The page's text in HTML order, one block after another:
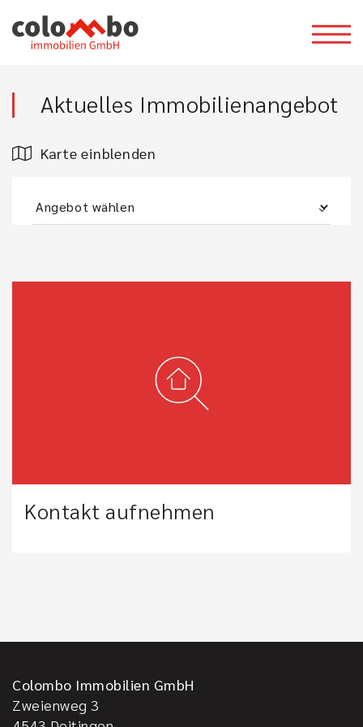
Aktuelles Immobilienangebot
Karte einblenden
Kontakt aufnehmen
Colombo Immobilien GmbH
Zweienweg 3